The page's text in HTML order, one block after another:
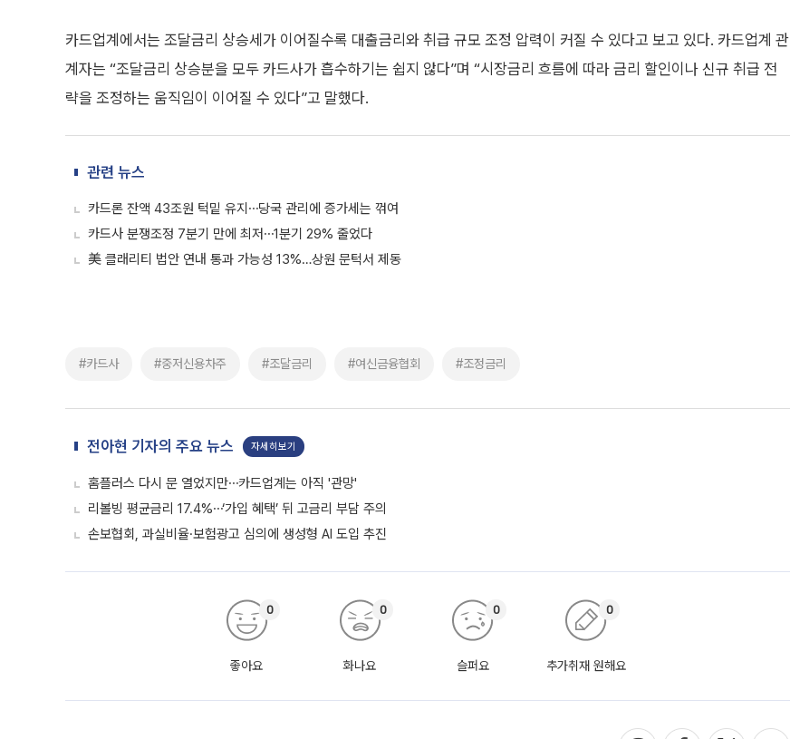
카드업계에서는 조달금리 상승세가 이어질수록 대출금리와 취급 규모 조정 압력이 커질 수 있다고 보고 있다. 카드업계 관
계자는 “조달금리 상승분을 모두 카드사가 흡수하기는 쉽지 않다”며 “시장금리 흐름에 따라 금리 할인이나 신규 취급 전
략을 조정하는 움직임이 이어질 수 있다”고 말했다.
관련 뉴스
카드론 잔액 43조원 턱밑 유지⋯당국 관리에 증가세는 꺾여
카드사 분쟁조정 7분기 만에 최저⋯1분기 29% 줄었다
美 클래리티 법안 연내 통과 가능성 13%…상원 문턱서 제동
#카드사 #중저신용차주 #조달금리 #여신금융협회 #조정금리
전아현 기자의 주요 뉴스 자세히보기
홈플러스 다시 문 열었지만⋯카드업계는 아직 '관망'
리볼빙 평균금리 17.4%⋯‘가입 혜택’ 뒤 고금리 부담 주의
손보협회, 과실비율·보험광고 심의에 생성형 AI 도입 추진
좋아요
0
화나요
0
슬퍼요
0
추가취재 원해요
0